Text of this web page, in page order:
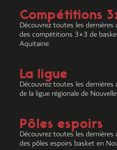
Compétitions
Découvrez toutes les
des compétitions 3×3 de
Aquitaine.
La ligue
Découvrez toutes les
de la ligue régionale de
Pôles espoirs
Découvrez toutes les
des pôles espoirs basket en